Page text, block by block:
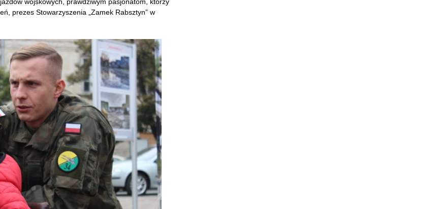
wojskowych, prawdziwym pasjonatom, którzy
prezes Stowarzyszenia „Zamek Rabsztyn” w